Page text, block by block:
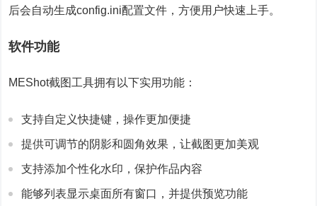
后会自动生成config.ini配置文件，方便用户快速上手。
软件功能
MEShot截图工具拥有以下实用功能：
支持自定义快捷键，操作更加便捷
提供可调节的阴影和圆角效果，让截图更加美观
支持添加个性化水印，保护作品内容
能够列表显示桌面所有窗口，并提供预览功能